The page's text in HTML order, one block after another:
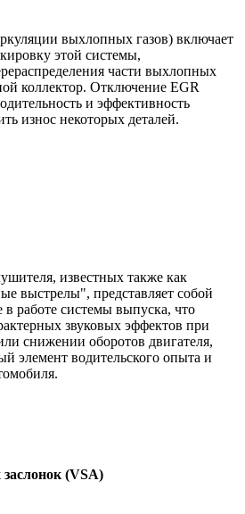
выхлопных газов) включает
этой системы,
части выхлопных
коллектор. Отключение EGR
и эффективность
износ некоторых деталей.
известных также как
выстрелы", представляет собой
работе системы выпуска, что
звуковых эффектов при
снижении оборотов двигателя,
элемент водительского опыта и
(VSA)